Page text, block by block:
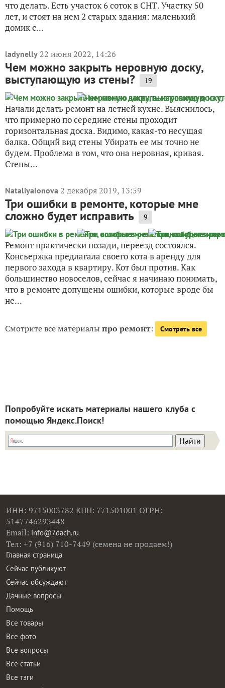
что делать. Есть участок 6 соток в СНТ. Участку 50
лет, и стоят на нем 2 старых здания: маленький
домик с...
ladynelly 22 июня 2022, 14:26
Чем можно закрыть неровную доску,
выступающую из стены? 19
Начали делать ремонт на летней кухне. Выяснилось,
что примерно по середине стены проходит
горизонтальная доска. Видимо, какая-то несущая
балка. Общий вид стены Убирать ее мы точно не
будем. Проблема в том, что она неровная, кривая.
Стены...
NataliyaIonova 2 декабря 2019, 13:59
Три ошибки в ремонте, которые мне
сложно будет исправить 9
Ремонт практически позади, переезд состоялся.
Консьержка предлагала своего кота в аренду для
первого захода в квартиру. Кот был против. Как
большинство новоселов, сейчас я начинаю понимать,
что в ремонте допущены ошибки, которые вроде бы
не...
Смотрите все материалыпро ремонт: Смотреть все
Попробуйте искать материалы нашего клуба с
помощью Яндекс.Поиск!
ИНН: 9715003782 КПП: 771501001 ОГРН:
5147746293448
Email: info@7dach.ru
Тел: +7 (916) 710-7449 (семена не продаем!)
Главная страница
Сейчас публикуют
Сейчас обсуждают
Дачные вопросы
Помощь
Все товары
Все фото
Все вопросы
Все статьи
Все тэги